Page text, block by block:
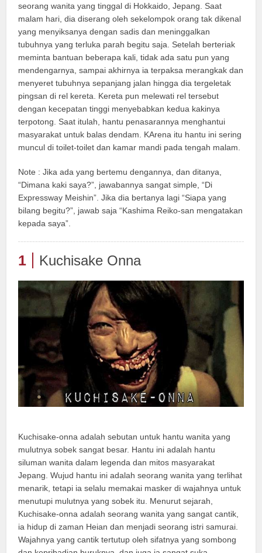
seorang wanita yang tinggal di Hokkaido, Jepang. Saat
malam hari, dia diserang oleh sekelompok orang tak dikenal
yang menyiksanya dengan sadis dan meninggalkan
tubuhnya yang terluka parah begitu saja. Setelah berteriak
meminta bantuan beberapa kali, tidak ada satu pun yang
mendengarnya, sampai akhirnya ia terpaksa merangkak dan
menyeret tubuhnya sepanjang jalan hingga dia tergeletak
pingsan di rel kereta. Kereta pun melewati rel tersebut
dengan kecepatan tinggi menyebabkan kedua kakinya
terpotong. Saat itulah, hantu penasarannya menghantui
masyarakat untuk balas dendam. KArena itu hantu ini sering
muncul di toilet-toilet dan kamar mandi pada tengah malam.
Note : Jika ada yang bertemu dengannya, dan ditanya,
“Dimana kaki saya?”, jawabannya sangat simple, “Di
Expressway Meishin”. Jika dia bertanya lagi “Siapa yang
bilang begitu?”, jawab saja “Kashima Reiko-san mengatakan
kepada saya”.
1 Kuchisake Onna
Kuchisake-onna adalah sebutan untuk hantu wanita yang
mulutnya sobek sangat besar. Hantu ini adalah hantu
siluman wanita dalam legenda dan mitos masyarakat
Jepang. Wujud hantu ini adalah seorang wanita yang terlihat
menarik, tetapi ia selalu memakai masker di wajahnya untuk
menutupi mulutnya yang sobek itu. Menurut sejarah,
Kuchisake-onna adalah seorang wanita yang sangat cantik,
ia hidup di zaman Heian dan menjadi seorang istri samurai.
Wajahnya yang cantik tertutup oleh sifatnya yang sombong